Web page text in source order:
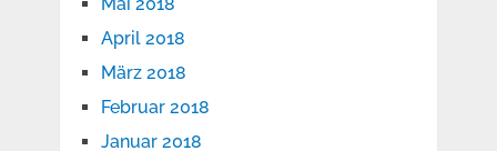
Mai 2018
April 2018
März 2018
Februar 2018
Januar 2018